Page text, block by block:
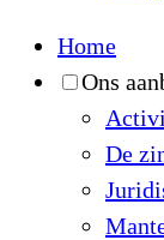
Home
Ons
De